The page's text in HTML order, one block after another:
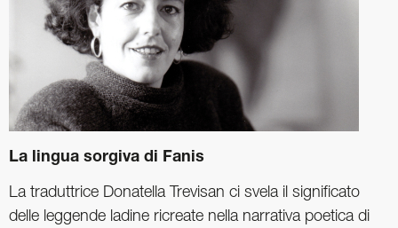
La lingua sorgiva di Fanis
La traduttrice Donatella Trevisan ci svela il significato
delle leggende ladine ricreate nella narrativa poetica di